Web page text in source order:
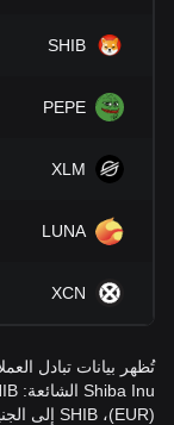
SHIB
PEPE
XLM
LUNA
XCN